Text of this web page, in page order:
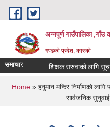
Skip to main content
अन्नपूर्ण गाउँपालिका ,गाँउ
गण्डकी प्रदेश, कास्की
समाचार शिक्षक सरुवाको लागि सूचना
You are here
Home» हनुमान मन्दिर निर्माणको लागि
सार्वजनिक